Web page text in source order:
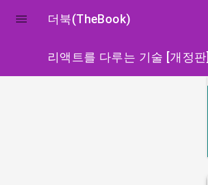
 더북(TheBook)
리액트를 다루는 기술 [개정판]